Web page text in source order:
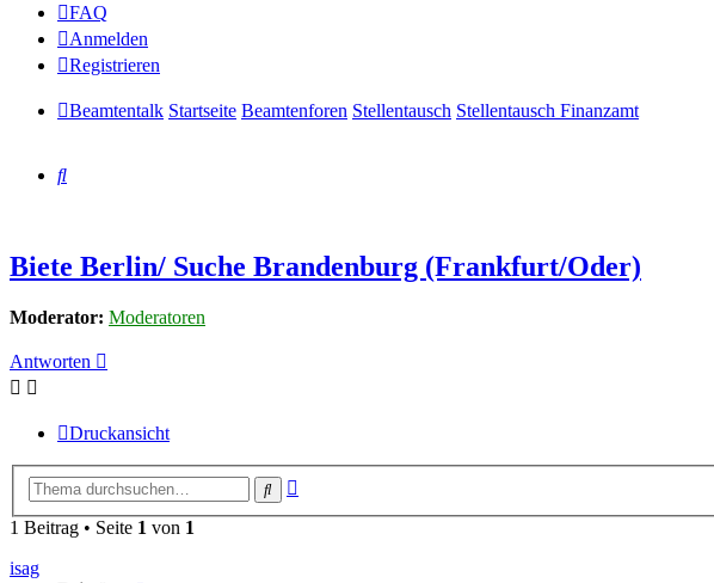
FAQ
Anmelden
Registrieren
Beamtentalk Startseite Beamtenforen Stellentausch Stellentausch Finanzamt
Suche
Biete Berlin/ Suche Brandenburg (Frankfurt/Oder)
Moderator: Moderatoren
Antworten
Druckansicht
Suche
1 Beitrag • Seite 1 von 1
isag